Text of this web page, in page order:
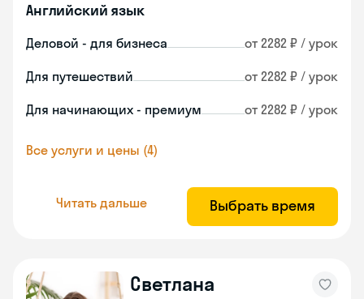
Английский язык
Деловой - для бизнеса от 2282 ₽ / урок
Для путешествий от 2282 ₽ / урок
Для начинающих - премиум от 2282 ₽ / урок
Все услуги и цены (4)
Читать дальше Выбрать время
Светлана